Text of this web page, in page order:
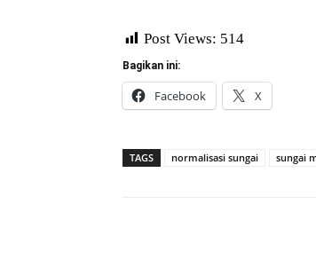
Post Views: 514
Bagikan ini:
Facebook X
TAGS normalisasi sungai sungai